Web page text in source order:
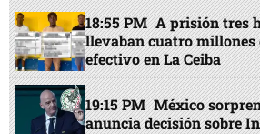
18:55 PM A prisión tres
llevaban cuatro millones
efectivo en La Ceiba
19:15 PM México
anuncia decisión sobre